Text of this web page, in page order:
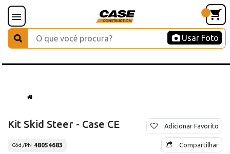
Usar Foto
Kit Skid Steer - Case CE
Cód./PN 48054683
Adicionar Favorito
Compartilhar